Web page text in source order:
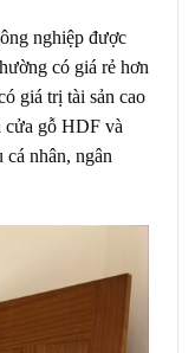
nghiệp được
có giá rẻ hơn
giá trị tài sản cao
cửa gỗ HDF và
nhân, ngân